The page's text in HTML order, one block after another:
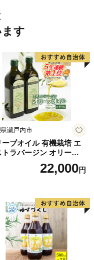
す
瀬戸内市
ーブオイル 有機栽培 エ
トラバージン オリーブ
ル シングル 2本 セット
ガニック 調味料 油 オリ
22,000円